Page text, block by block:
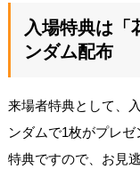
入場特典は「
ンダム配布
来場者特典として、
ンダムで1枚がプレ
特典ですので、お見逃